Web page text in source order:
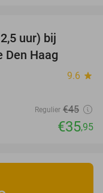
uur) bij
Den Haag
9.6 star
Regulier €45
€35,95